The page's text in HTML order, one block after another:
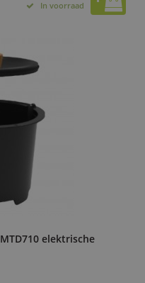
In voorraad
elektrische